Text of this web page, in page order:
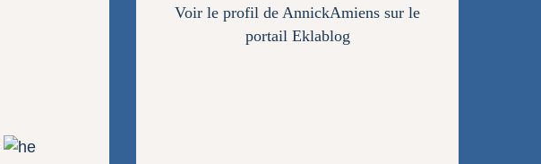
Voir le profil de AnnickAmiens sur le
portail Eklablog